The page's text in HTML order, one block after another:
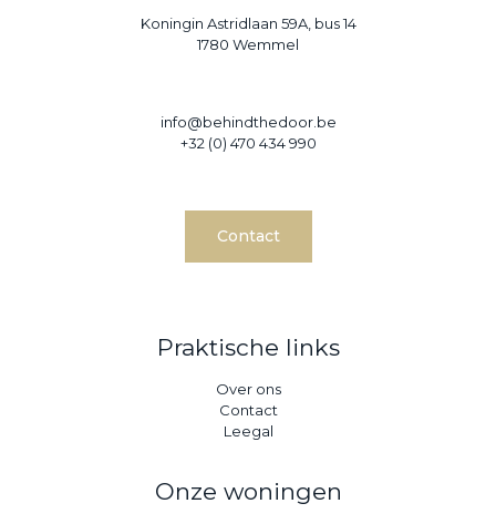
Koningin Astridlaan 59A, bus 14
1780 Wemmel
info@behindthedoor.be
+32 (0) 470 434 990
Contact
Praktische links
Over ons
Contact
Leegal
Onze woningen